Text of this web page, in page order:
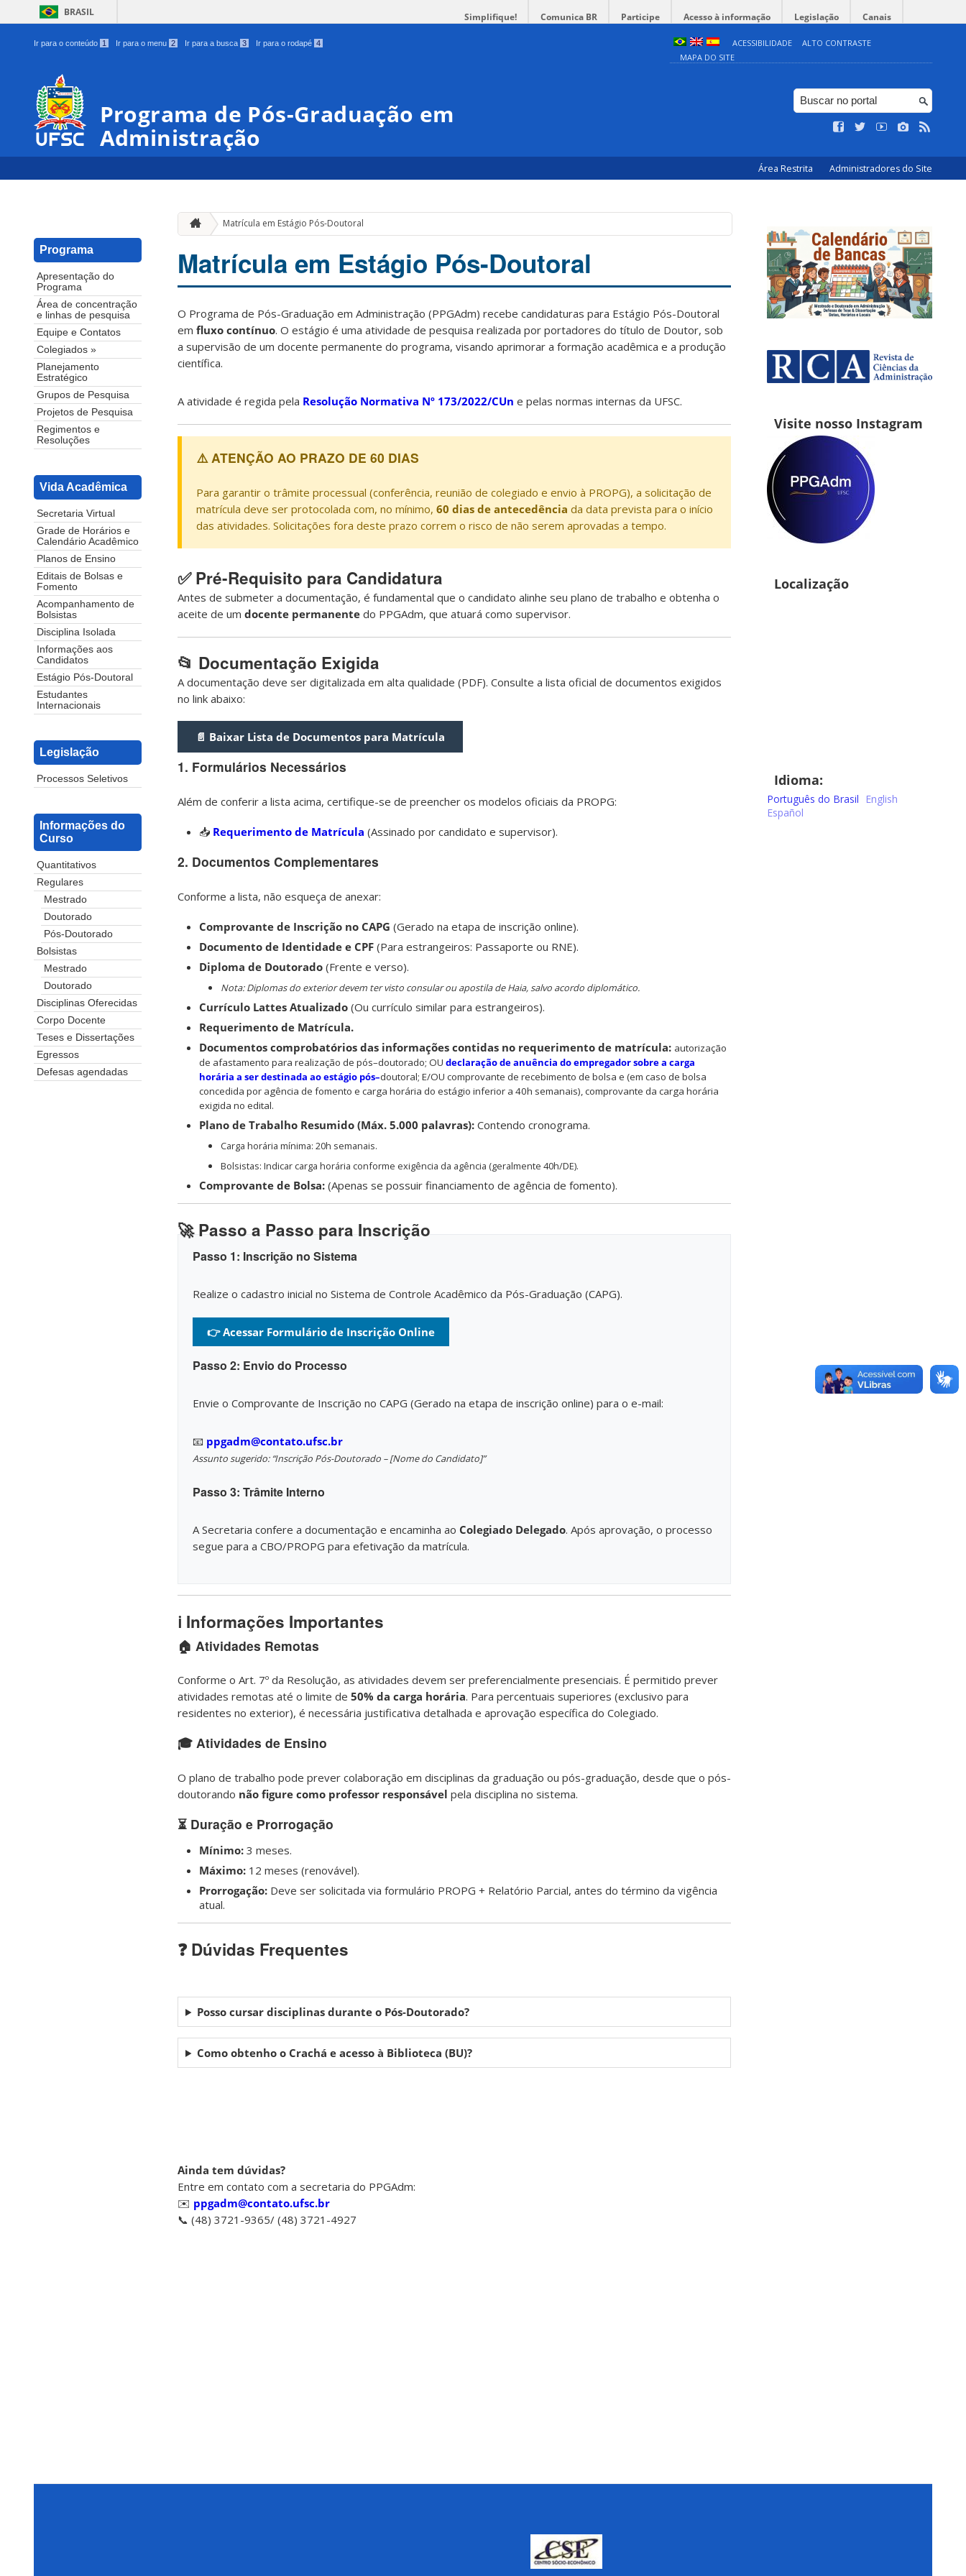
BRASIL Simplifique! Comunica BR Participe Acesso à informação Legislação Canais
Ir para o conteúdo 1 Ir para o menu 2 Ir para a busca 3 Ir para o rodapé 4 ACESSIBILIDADE
ALTO CONTRASTE
MAPA DO SITE
Programa de Pós-Graduação em
Administração
Área Restrita Administradores do Site
Programa
Apresentação do
Programa
Área de concentração
e linhas de pesquisa
Equipe e Contatos
Colegiados »
Planejamento
Estratégico
Grupos de Pesquisa
Projetos de Pesquisa
Regimentos e
Resoluções
Vida Acadêmica
Secretaria Virtual
Grade de Horários e
Calendário Acadêmico
Planos de Ensino
Editais de Bolsas e
Fomento
Acompanhamento de
Bolsistas
Disciplina Isolada
Informações aos
Candidatos
Estágio Pós-Doutoral
Estudantes
Internacionais
Legislação
Processos Seletivos
Informações do
Curso
Quantitativos
Regulares
Mestrado
Doutorado
Pós-Doutorado
Bolsistas
Mestrado
Doutorado
Disciplinas Oferecidas
Corpo Docente
Teses e Dissertações
Egressos
Defesas agendadas
Matrícula em Estágio Pós-Doutoral
Matrícula em Estágio Pós-Doutoral
O Programa de Pós-Graduação em Administração (PPGAdm) recebe candidaturas para Estágio Pós-Doutoral
em fluxo contínuo. O estágio é uma atividade de pesquisa realizada por portadores do título de Doutor, sob
a supervisão de um docente permanente do programa, visando aprimorar a formação acadêmica e a produção
científica.
A atividade é regida pela Resolução Normativa Nº 173/2022/CUn e pelas normas internas da UFSC.
⚠️ ATENÇÃO AO PRAZO DE 60 DIAS
Para garantir o trâmite processual (conferência, reunião de colegiado e envio à PROPG), a solicitação de
matrícula deve ser protocolada com, no mínimo, 60 dias de antecedência da data prevista para o início
das atividades. Solicitações fora deste prazo correm o risco de não serem aprovadas a tempo.
✅ Pré-Requisito para Candidatura
Antes de submeter a documentação, é fundamental que o candidato alinhe seu plano de trabalho e obtenha o
aceite de um docente permanente do PPGAdm, que atuará como supervisor.
📂 Documentação Exigida
A documentação deve ser digitalizada em alta qualidade (PDF). Consulte a lista oficial de documentos exigidos
no link abaixo:
📄 Baixar Lista de Documentos para Matrícula
1. Formulários Necessários
Além de conferir a lista acima, certifique-se de preencher os modelos oficiais da PROPG:
📥 Requerimento de Matrícula (Assinado por candidato e supervisor).
2. Documentos Complementares
Conforme a lista, não esqueça de anexar:
Comprovante de Inscrição no CAPG (Gerado na etapa de inscrição online).
Documento de Identidade e CPF (Para estrangeiros: Passaporte ou RNE).
Diploma de Doutorado (Frente e verso).
Nota: Diplomas do exterior devem ter visto consular ou apostila de Haia, salvo acordo diplomático.
Currículo Lattes Atualizado (Ou currículo similar para estrangeiros).
Requerimento de Matrícula.
Documentos comprobatórios das informações contidas no requerimento de matrícula: autorização
de afastamento para realização de pós–doutorado; OU declaração de anuência do empregador sobre a carga
horária a ser destinada aoestágio pós–doutoral; E/OU comprovante de recebimento de bolsa e (em caso de bolsa
concedida por agência de fomento e carga horária do estágio inferior a 40h semanais),comprovante da carga horária
exigida no edital.
Plano de Trabalho Resumido (Máx. 5.000 palavras): Contendo cronograma.
Carga horária mínima: 20h semanais.
Bolsistas: Indicar carga horária conforme exigência da agência (geralmente 40h/DE).
Comprovante de Bolsa: (Apenas se possuir financiamento de agência de fomento).
🚀 Passo a Passo para Inscrição
Passo 1: Inscrição no Sistema
Realize o cadastro inicial no Sistema de Controle Acadêmico da Pós-Graduação (CAPG).
👉 Acessar Formulário de Inscrição Online
Passo 2: Envio do Processo
Envie o Comprovante de Inscrição no CAPG (Gerado na etapa de inscrição online) para o e-mail:
📧 ppgadm@contato.ufsc.br
Assunto sugerido: “Inscrição Pós-Doutorado – [Nome do Candidato]”
Passo 3: Trâmite Interno
A Secretaria confere a documentação e encaminha ao Colegiado Delegado. Após aprovação, o processo
segue para a CBO/PROPG para efetivação da matrícula.
ℹ️ Informações Importantes
🏠 Atividades Remotas
Conforme o Art. 7º da Resolução, as atividades devem ser preferencialmente presenciais. É permitido prever
atividades remotas até o limite de 50% da carga horária. Para percentuais superiores (exclusivo para
residentes no exterior), é necessária justificativa detalhada e aprovação específica do Colegiado.
🎓 Atividades de Ensino
O plano de trabalho pode prever colaboração em disciplinas da graduação ou pós-graduação, desde que o pós-
doutorando não figure como professor responsável pela disciplina no sistema.
⏳ Duração e Prorrogação
Mínimo: 3 meses.
Máximo: 12 meses (renovável).
Prorrogação: Deve ser solicitada via formulário PROPG + Relatório Parcial, antes do término da vigência
atual.
❓ Dúvidas Frequentes
Posso cursar disciplinas durante o Pós-Doutorado?
Como obtenho o Crachá e acesso à Biblioteca (BU)?
Ainda tem dúvidas?
Entre em contato com a secretaria do PPGAdm:
✉️ ppgadm@contato.ufsc.br
📞 (48) 3721-9365/ (48) 3721-4927
Visite nosso Instagram
Localização
Idioma:
Português do Brasil
English
Español